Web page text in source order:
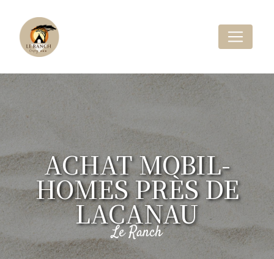
ACHAT MOBIL-
HOMES PRÈS DE
LACANAU
Le Ranch